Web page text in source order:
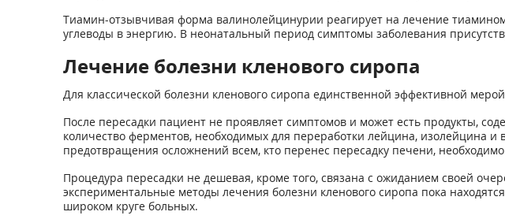
Тиамин-отзывчивая форма валинолейцинурии реагирует на лечение
углеводы в энергию. В неонатальный период симптомы заболевания
Лечение болезни кленового сиропа
Для классической болезни кленового сиропа единственной эффективной
После пересадки пациент не проявляет симптомов и может есть продукты,
количество ферментов, необходимых для переработки лейцина, изолейцина
предотвращения осложнений всем, кто перенес пересадку печени,
Процедура пересадки не дешевая, кроме того, связана с ожиданием своей
экспериментальные методы лечения болезни кленового сиропа пока
широком круге больных.